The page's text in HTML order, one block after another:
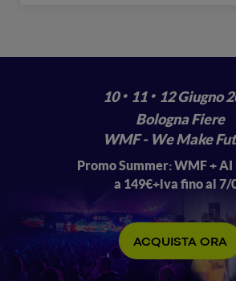
10· 11 · 12 Giugno
Bologna Fiere
WMF - We Make
Promo Summer: WMF +
a 149€+iva fino al 7/
ACQUISTA ORA